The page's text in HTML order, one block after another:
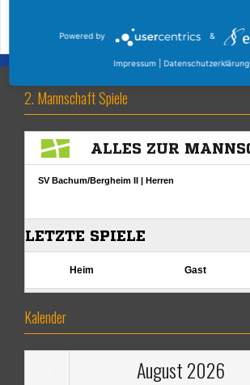
2. Mannschaft Spiele
Kalender
August2026
Powered by &
Impressum Datenschutzerklärung